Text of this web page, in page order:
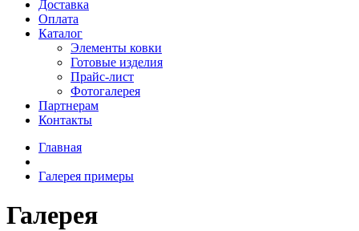
Доставка
Оплата
Каталог
Элементы ковки
Готовые изделия
Прайс-лист
Фотогалерея
Партнерам
Контакты
Главная
Галерея примеры
Галерея